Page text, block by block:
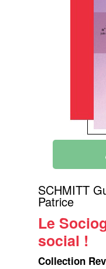
SCHMITT
Patrice
Le
social !
Collection